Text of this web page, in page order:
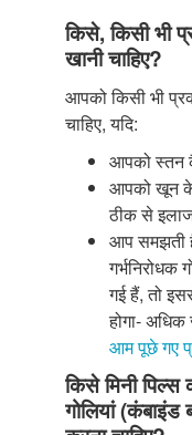
किसे, किसी भी
खानी चाहिए?
आपको किसी भी
चाहिए, यदि:
आपको स्तन
आपको खून
ठीक से
आप समझती
गर्भनिरोधक
गई हैं, तो
होगा-
आम पूछे गए
किसे मिनी पिल्स
गोलियां